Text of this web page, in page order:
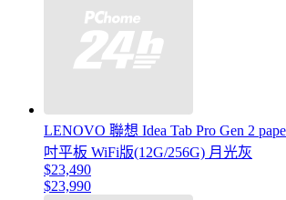
LENOVO 聯想 Idea Tab Pro Gen 2
吋平板 WiFi版(12G/256G) 月光灰
$23,490
$23,990